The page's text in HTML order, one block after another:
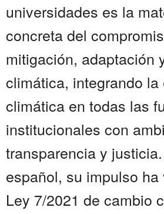
universidades es la
concreta del
mitigación, adaptación
climática, integrando
climática en todas las
institucionales con
transparencia y
español, su impulso
Ley 7/2021 de cambio